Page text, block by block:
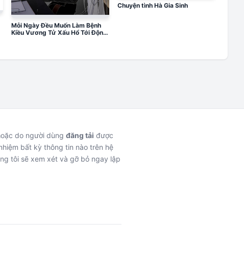
Mỗi Ngày Đều Muốn Làm Bệnh
Kiều Vương Tử Xấu Hổ Tới Độn
Chuyện tình Hà Gia Sinh
do người dùng đăng tải được
bất kỳ thông tin nào trên hệ
tôi sẽ xem xét và gỡ bỏ ngay lập